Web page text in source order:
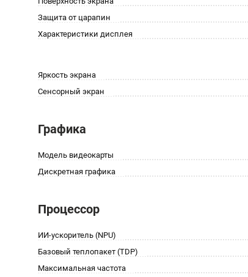
Защита от царапин
Характеристики дисплея
Яркость экрана
Сенсорный экран
Графика
Модель видеокарты
Дискретная графика
Процессор
ИИ-ускоритель (NPU)
Базовый теплопакет (TDP)
Максимальная частота